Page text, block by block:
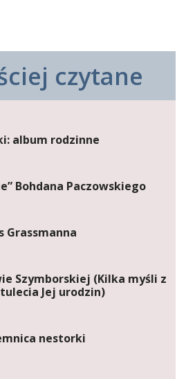
czytane
album rodzinne
Bohdana Paczowskiego
Grassmanna
Szymborskiej (Kilka myśli z
Jej urodzin)
nestorki